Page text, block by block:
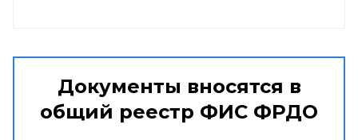
Документы вносятся в
общий реестр ФИС ФРДО